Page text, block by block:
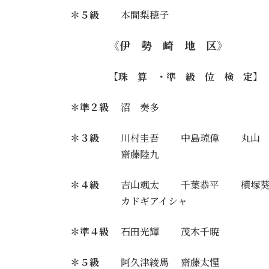
＊５級 本間梨穂子
《伊 勢 崎 地 区》
【珠 算 ・準 級 位 検 定】
＊準２級 沼 奏多
＊３級 川村圭吾 中島琉偉 丸山
齋藤陸九
＊４級
吉山颯太 千葉恭平 横塚葵
カドギアイシャ
＊準４級 石田光輝 茂木千暁
＊５級 阿久津綾馬 齋藤太惺